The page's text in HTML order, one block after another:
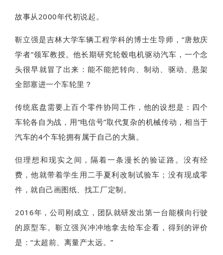
故事从2000年代初说起。
靳立强是吉林大学车辆工程学科的博士生导师，“唐敖庆
学者”领军教授。他长期研究轮毂电机驱动汽车，一个念
头很早就冒了出来：能不能把转向、制动、驱动、悬架
全部塞进一个车轮里？
传统底盘需要上百个零件协同工作，他的设想是：四个
车轮各自为战，用“电信号”取代复杂的机械传动，相当于
汽车的4个车轮拥有属于自己的大脑。
但理想和现实之间，隔着一条漫长的验证路。没有经
费，他就带着学生用二手夏利改制试验车；没有现成零
件，就自己画图纸、找工厂定制。
2016年，公司刚成立，团队就研发出第一台能横向行驶
的原型车。靳立强兴冲冲地拿去给车企看，得到的评价
是：“太超前、离量产太远。”